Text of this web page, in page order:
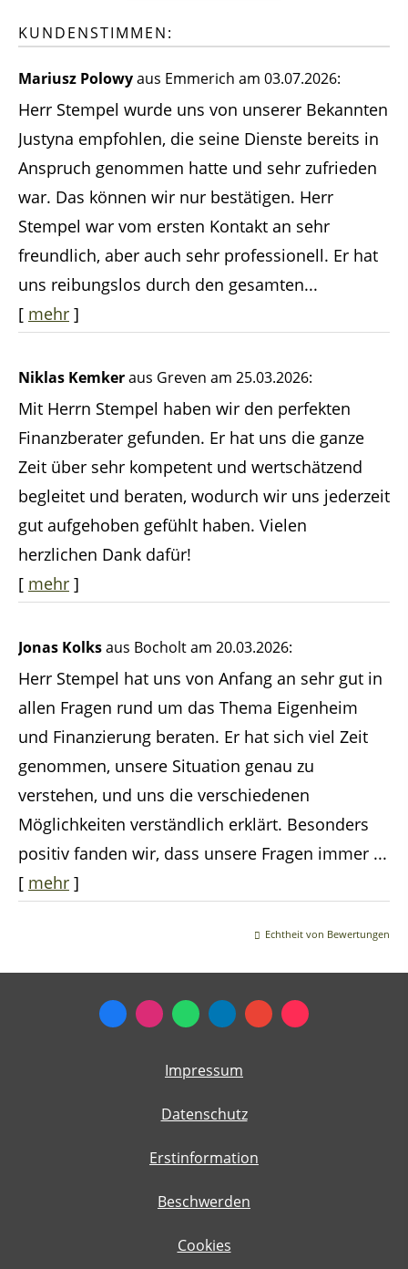
KUNDENSTIMMEN:
Mariusz Polowyaus Emmerich am 03.07.2026:
Herr Stempel wurde uns von unserer Bekannten
Justyna empfohlen, die seine Dienste bereits in
Anspruch genommen hatte und sehr zufrieden
war. Das können wir nur bestätigen. Herr
Stempel war vom ersten Kontakt an sehr
freundlich, aber auch sehr professionell. Er hat
uns reibungslos durch den gesamten...
[ mehr ]
Niklas Kemkeraus Greven am 25.03.2026:
Mit Herrn Stempel haben wir den perfekten
Finanzberater gefunden. Er hat uns die ganze
Zeit über sehr kompetent und wertschätzend
begleitet und beraten, wodurch wir uns jederzeit
gut aufgehoben gefühlt haben. Vielen
herzlichen Dank dafür!
[ mehr ]
Jonas Kolksaus Bocholtam 20.03.2026:
Herr Stempel hat uns von Anfang an sehr gut in
allen Fragen rund um das Thema Eigenheim
und Finanzierung beraten. Er hat sich viel Zeit
genommen, unsere Situation genau zu
verstehen, und uns die verschiedenen
Möglichkeiten verständlich erklärt. Besonders
positiv fanden wir, dass unsere Fragen immer ...
[ mehr ]
Echtheit von Bewertungen
Impressum
Datenschutz
Erstinformation
Beschwerden
Cookies